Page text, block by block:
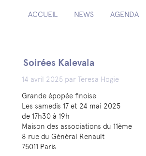
ACCUEIL NEWS AGENDA
Soirées Kalevala
14 avril 2025 par Teresa Hogie
Grande épopée finoise
Les samedis 17 et 24 mai 2025
de 17h30 à 19h
Maison des associations du 11ème
8 rue du Général Renault
75011 Paris